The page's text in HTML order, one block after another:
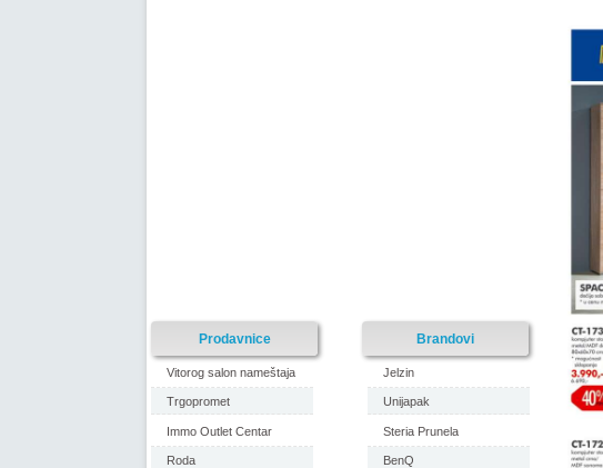
Prodavnice
Vitorog salon nameštaja
Trgopromet
Immo Outlet Centar
Roda
Brandovi
Jelzin
Unijapak
Steria Prunela
BenQ